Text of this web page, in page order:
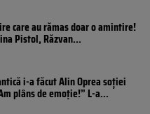
care au rămas doar o amintire!
Pistol, Răzvan...
i-a făcut Alin Oprea soției
plâns de emoție!” L-a...